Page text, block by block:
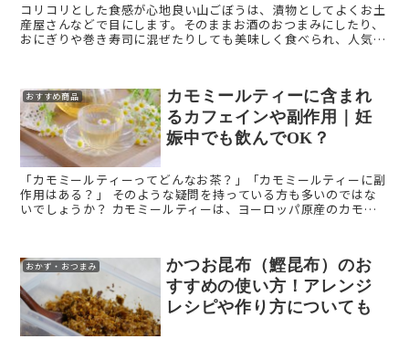
コリコリとした食感が心地良い山ごぼうは、漬物としてよくお土
産屋さんなどで目にします。そのままお酒のおつまみにしたり、
おにぎりや巻き寿司に混ぜたりしても美味しく食べられ、人気の
おすすめ商品
カモミールティーに含まれ
るカフェインや副作用｜妊
娠中でも飲んでOK？
「カモミールティーってどんなお茶？」「カモミールティーに副
作用はある？」 そのような疑問を持っている方も多いのではな
いでしょうか？ カモミールティーは、ヨーロッパ原産のカモミ
おかず・おつまみ
かつお昆布（鰹昆布）のお
すすめの使い方！アレンジ
レシピや作り方についても